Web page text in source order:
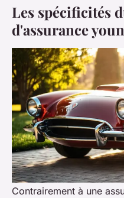
Les spécificités
d'assurance
Contrairement à une